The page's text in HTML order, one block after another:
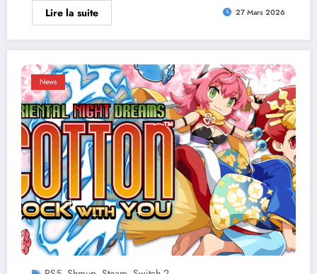
Lire la suite 27 Mars 2026
News